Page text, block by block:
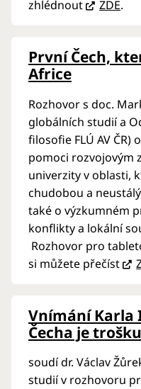
zhlédnout
ZDE.
První Čech,
Africe
Rozhovor s doc.
globálních studií a
filosofie FLÚ AV
pomoci rozvojovým
univerzity v oblasti,
chudobou a
také o výzkumném
konflikty a lokální
Rozhovor pro
si můžete přečíst
Vnímání Karla
Čecha je
soudí dr. Václav
studií v rozhovoru